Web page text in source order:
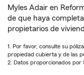
Myles Adair en
de que haya
propietarios de
1. Por favor, consulte su
propiedad cubierta y de las
2. Datos proporcionados por